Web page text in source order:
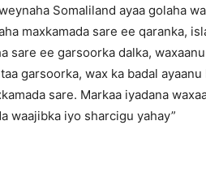
Somaliland ayaa golaha
maxkamada sare ee qaranka,
sare ee garsoorka dalka,
garsoorka, wax ka badal
sare. Markaa iyadana
waajibka iyo sharcigu yahay”